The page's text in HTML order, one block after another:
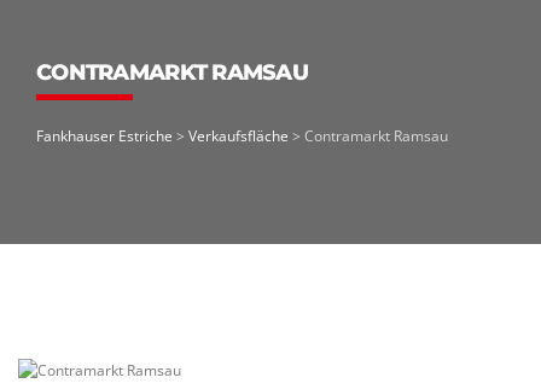
CONTRAMARKT RAMSAU
Fankhauser Estriche > Verkaufsfläche > Contramarkt Ramsau